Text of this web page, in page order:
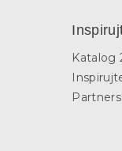
Katalog